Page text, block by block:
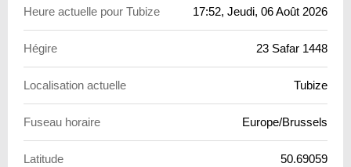
Heure actuelle pour Tubize 17:52, Jeudi, 06 Août 2026
Hégire 23 Safar 1448
Localisation actuelle Tubize
Fuseau horaire Europe/Brussels
Latitude 50.69059